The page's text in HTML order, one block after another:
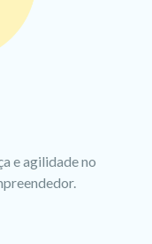
e agilidade no